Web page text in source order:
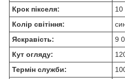
Крок пікселя:
Колір світіння:
Яскравість:
9
Кут огляду:
Термін служби: